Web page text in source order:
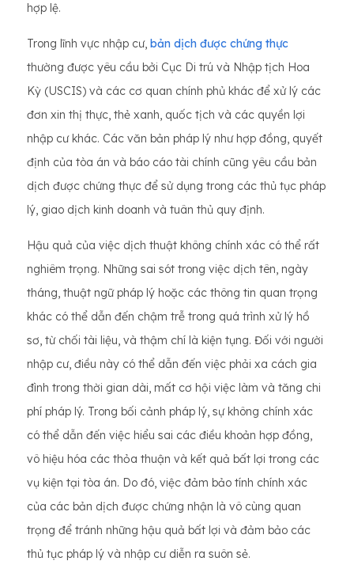
hợp lệ.
Trong lĩnh vực nhập cư, bản dịch được chứng thực
thường được yêu cầu bởi Cục Di trú và Nhập tịch Hoa
Kỳ (USCIS) và các cơ quan chính phủ khác để xử lý các
đơn xin thị thực, thẻ xanh, quốc tịch và các quyền lợi
nhập cư khác. Các văn bản pháp lý như hợp đồng, quyết
định của tòa án và báo cáo tài chính cũng yêu cầu bản
dịch được chứng thực để sử dụng trong các thủ tục pháp
lý, giao dịch kinh doanh và tuân thủ quy định.
Hậu quả của việc dịch thuật không chính xác có thể rất
nghiêm trọng. Những sai sót trong việc dịch tên, ngày
tháng, thuật ngữ pháp lý hoặc các thông tin quan trọng
khác có thể dẫn đến chậm trễ trong quá trình xử lý hồ
sơ, từ chối tài liệu, và thậm chí là kiện tụng. Đối với người
nhập cư, điều này có thể dẫn đến việc phải xa cách gia
đình trong thời gian dài, mất cơ hội việc làm và tăng chi
phí pháp lý. Trong bối cảnh pháp lý, sự không chính xác
có thể dẫn đến việc hiểu sai các điều khoản hợp đồng,
vô hiệu hóa các thỏa thuận và kết quả bất lợi trong các
vụ kiện tại tòa án. Do đó, việc đảm bảo tính chính xác
của các bản dịch được chứng nhận là vô cùng quan
trọng để tránh những hậu quả bất lợi và đảm bảo các
thủ tục pháp lý và nhập cư diễn ra suôn sẻ.